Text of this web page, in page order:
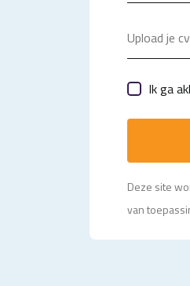
Upload je
Ik ga
Deze site
van